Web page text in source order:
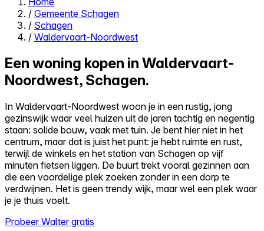
Close menu
Zelf kopen
Reviews
Prijzen
Log in
Probeer Walter gratis
/ Gemeente Schagen
/ Schagen
/ Waldervaart-Noordwest
Een woning kopen in Waldervaart-
Noordwest, Schagen.
In Waldervaart-Noordwest woon je in een rustig, jong
gezinswijk waar veel huizen uit de jaren tachtig en negentig
staan: solide bouw, vaak met tuin. Je bent hier niet in het
centrum, maar dat is juist het punt: je hebt ruimte en rust,
terwijl de winkels en het station van Schagen op vijf
minuten fietsen liggen. De buurt trekt vooral gezinnen aan
die een voordelige plek zoeken zonder in een dorp te
verdwijnen. Het is geen trendy wijk, maar wel een plek waar
je je thuis voelt.
Probeer Walter gratis